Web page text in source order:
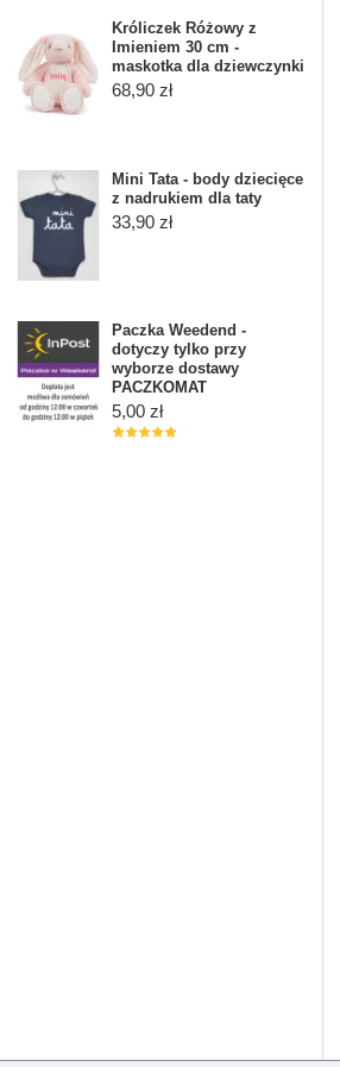
Króliczek Różowy z
Imieniem 30 cm -
maskotka dla dziewczynki
68,90 zł
Mini Tata - body dziecięce
z nadrukiem dla taty
33,90 zł
Paczka Weedend -
dotyczy tylko przy
wyborze dostawy
PACZKOMAT
5,00 zł